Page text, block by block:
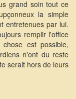
grand soin tout ce
la simple
entretenues par lui.
remplir l'office
est possible,
n'ont du reste
serait hors de leurs